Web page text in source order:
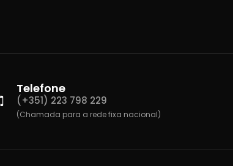
Telefone
(+351) 223 798 229
(Chamada para a rede fixa nacional)